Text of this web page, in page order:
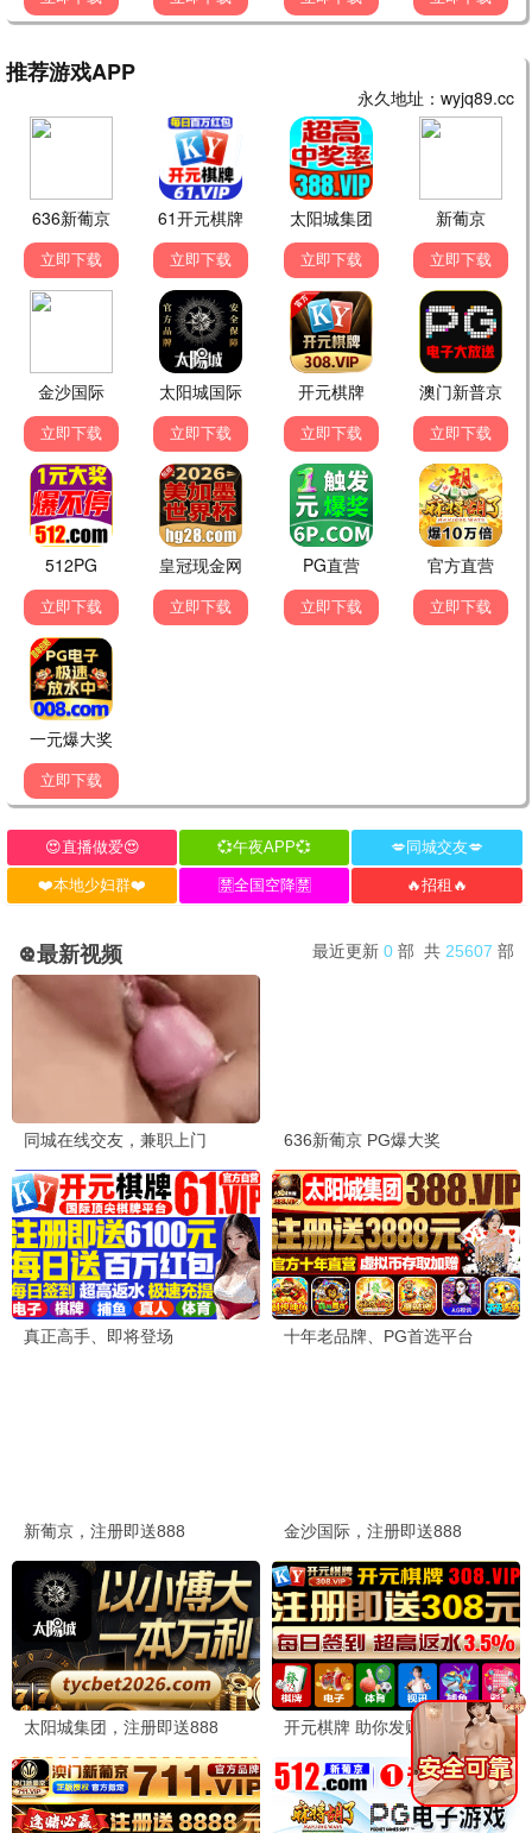
庆余年3
古装 / 权谋 / 爆款
封神第二部
神话 / 古装 / 战争
最新电影
流浪地球3
2026 / 科幻 / 灾难
飞驰人生3